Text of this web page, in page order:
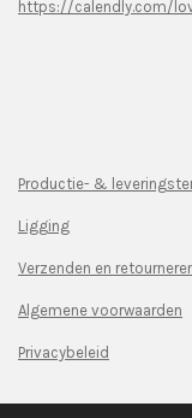
https://calendly.com/
Productie- &
Ligging
Verzenden en
Algemene voorwaarden
Privacybeleid